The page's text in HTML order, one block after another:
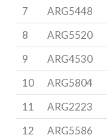
7
ARG5448
8
ARG5520
9
ARG4530
10
ARG5804
11
ARG2223
12
ARG5586